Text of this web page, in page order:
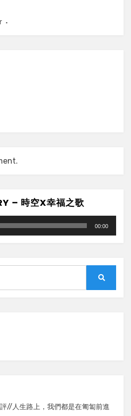
– 時空X幸福之歌
00:00
評//人生路上，我們都是在匍匐前進